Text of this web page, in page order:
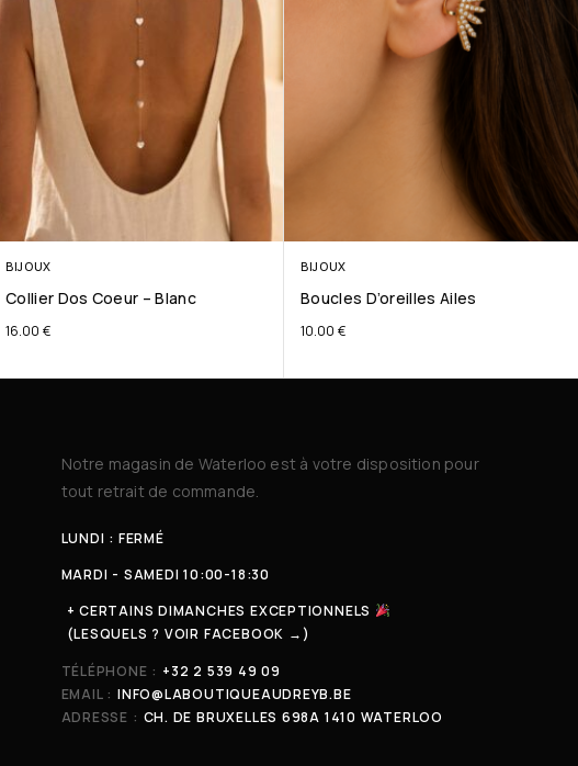
BIJOUX
Collier Dos Coeur – Blanc
16.00 €
BIJOUX
Boucles D’oreilles Ailes
10.00 €
Notre magasin de Waterloo est à votre disposition pour
tout retrait de commande.
LUNDI : FERMÉ
MARDI - SAMEDI 10:00-18:30
+ CERTAINS DIMANCHES EXCEPTIONNELS
(LESQUELS ? VOIR FACEBOOK →)
TÉLÉPHONE : +32 2 539 49 09
EMAIL : INFO@LABOUTIQUEAUDREYB.BE
ADRESSE : CH. DE BRUXELLES 698A 1410 WATERLOO